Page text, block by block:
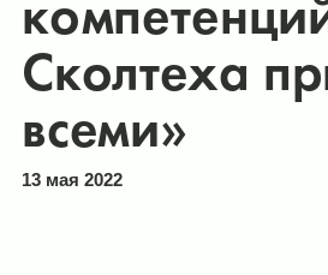
Сколтеха
всеми»
13 мая 2022